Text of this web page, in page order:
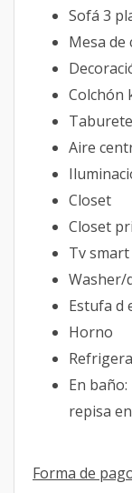
Sofá 3
Mesa de
Colchón
Aire
Closet
Closet
Tv smart
Washer/
Estufa d
Horno
En
repisa
Forma de